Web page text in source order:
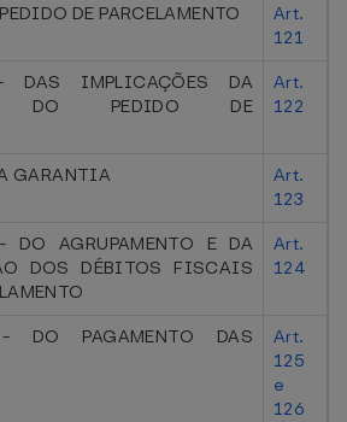
DE PARCELAMENTO
Art.
121
DAS IMPLICAÇÕES DA
DO PEDIDO DE
Art.
122
GARANTIA
Art.
123
AGRUPAMENTO E DA
DOS DÉBITOS FISCAIS
Art.
124
DO PAGAMENTO DAS
Art.
125
e
126